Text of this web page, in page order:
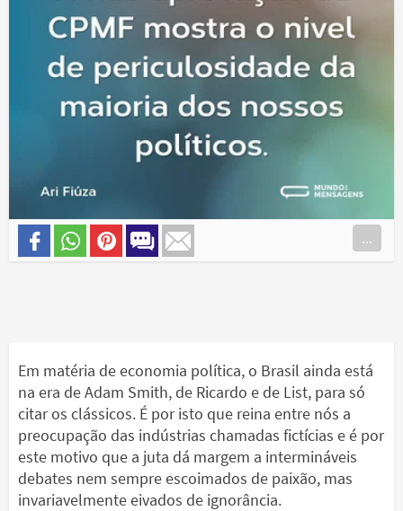
...
Em matéria de economia política, o Brasil ainda está
na era de Adam Smith, de Ricardo e de List, para só
citar os clássicos. É por isto que reina entre nós a
preocupação das indústrias chamadas fictícias e é por
este motivo que a juta dá margem a intermináveis
debates nem sempre escoimados de paixão, mas
invariavelmente eivados de ignorância.